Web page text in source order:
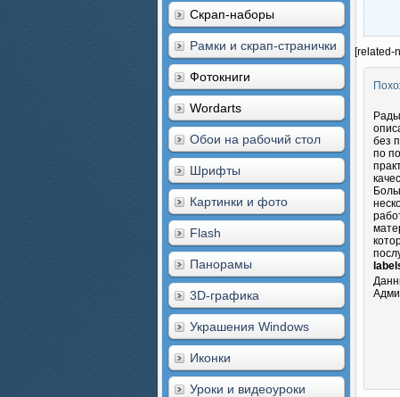
Скрап-наборы
Рамки и скрап-странички
Фотокниги
Wordarts
Обои на рабочий стол
Шрифты
Картинки и фото
Flash
Панорамы
3D-графика
Украшения Windows
Иконки
Уроки и видеоуроки
[related-
без
по